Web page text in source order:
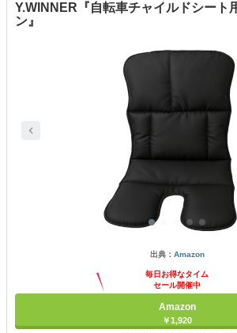
Y.WINNER『自転車チャイルドシート
ン』
出典： Amazon
毎日お得なタイム
セール開催中
Amazon
￥1,920